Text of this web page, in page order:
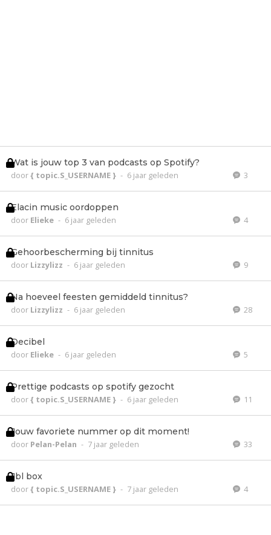
Wat is jouw top 3 van podcasts op Spotify?
door{ topic.S_USERNAME } - 6 jaar geleden 3
Elacin music oordoppen
door Elieke - 6 jaar geleden 4
Gehoorbescherming bij tinnitus
door Lizzylizz - 6 jaar geleden 9
Na hoeveel feesten gemiddeld tinnitus?
door Lizzylizz - 6 jaar geleden 28
Decibel
door Elieke - 6 jaar geleden 5
Prettige podcasts op spotify gezocht
door{ topic.S_USERNAME } - 6 jaar geleden 11
Jouw favoriete nummer op dit moment!
door Pelan-Pelan - 7 jaar geleden 33
Jbl box
door{ topic.S_USERNAME } - 7 jaar geleden 4